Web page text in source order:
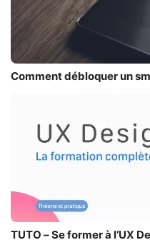
Comment débloquer un
TUTO – Se former à l’UX